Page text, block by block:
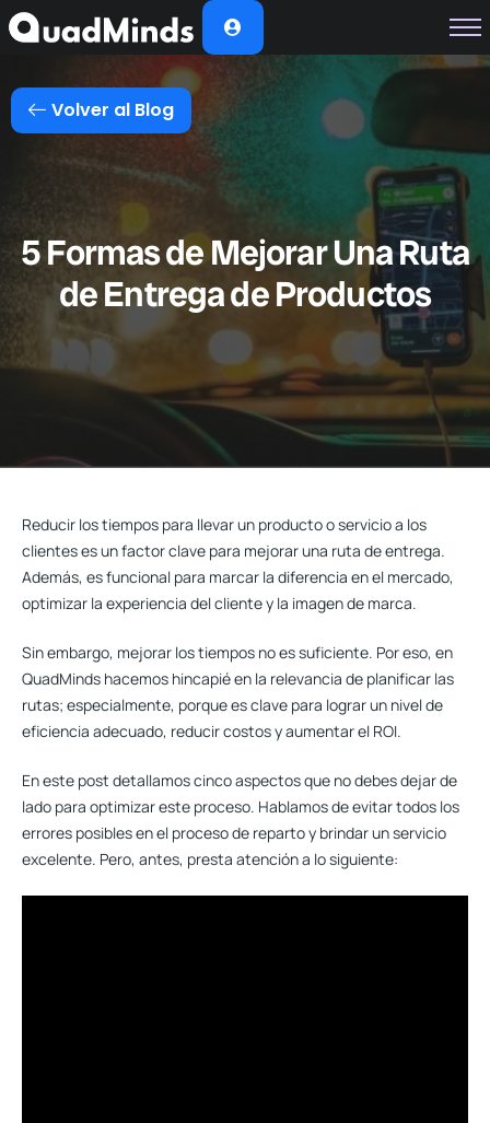
Soluciones
Módulos
Casos de Éxito
Nosotros
Volver al Blog
5 Formas de Mejorar Una Ruta
de Entrega de Productos
Reducir los tiempos para llevar un producto o servicio a los
clientes es un factor clave para mejorar una ruta de entrega.
Además, es funcional para marcar la diferencia en el mercado,
optimizar la experiencia del cliente y la imagen de marca.
Sin embargo, mejorar los tiempos no es suficiente. Por eso, en
QuadMinds hacemos hincapié en la relevancia de planificar las
rutas; especialmente, porque es clave para lograr un nivel de
eficiencia adecuado, reducir costos y aumentar el ROI.
En este post detallamos cinco aspectos que no debes dejar de
lado para optimizar este proceso. Hablamos de evitar todos los
errores posibles en el proceso de reparto y brindar un servicio
excelente. Pero, antes, presta atención a lo siguiente: